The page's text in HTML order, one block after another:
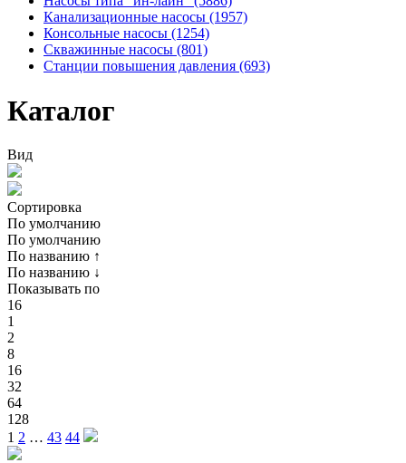
Канализационные насосы (1957)
Консольные насосы (1254)
Скважинные насосы (801)
Станции повышения давления (693)
Каталог
Вид
Сортировка
По умолчанию
По умолчанию
По названию ↑
По названию ↓
Показывать по
16
1
2
8
16
32
64
128
1 2 … 43 44